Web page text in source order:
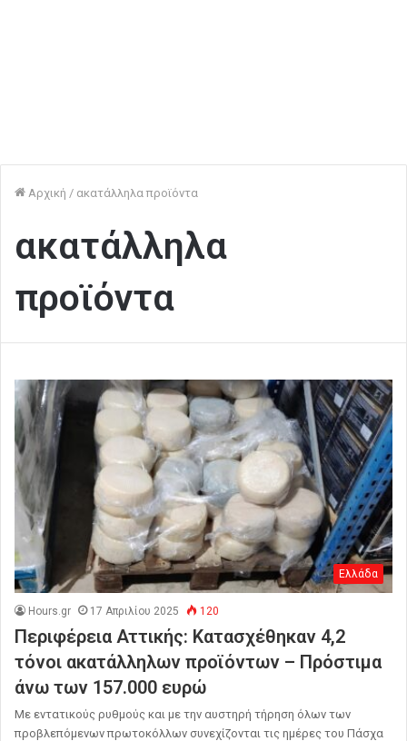
Αρχική / ακατάλληλα προϊόντα
ακατάλληλα
προϊόντα
Ελλάδα
Hours.gr 17 Απριλίου 2025 120
Περιφέρεια Αττικής: Κατασχέθηκαν 4,2
τόνοι ακατάλληλων προϊόντων – Πρόστιμα
άνω των 157.000 ευρώ
Με εντατικούς ρυθμούς και με την αυστηρή τήρηση όλων των
προβλεπόμενων πρωτοκόλλων συνεχίζονται τις ημέρες του Πάσχα